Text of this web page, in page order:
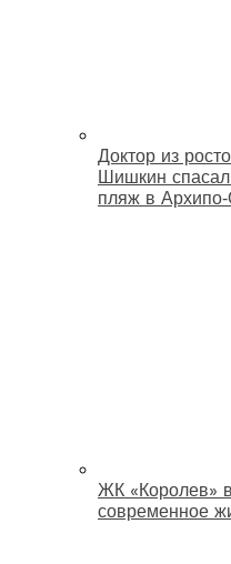
Доктор из
Шишкин
пляж в
ЖК «Королев»
современное